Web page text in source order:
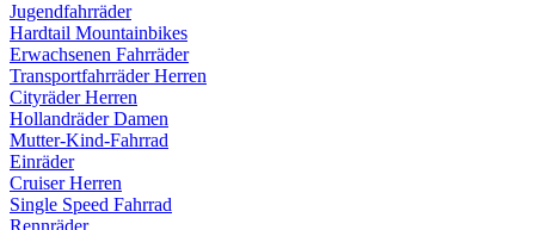
Jugendfahrräder
Hardtail Mountainbikes
Erwachsenen Fahrräder
Transportfahrräder Herren
Cityräder Herren
Hollandräder Damen
Mutter-Kind-Fahrrad
Einräder
Cruiser Herren
Single Speed Fahrrad
Rennräder